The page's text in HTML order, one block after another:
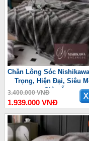
Chăn Lông Sóc
Trọng, Hiện Đại, Siêu
Siêu Ấm
3.400.000 VNĐ
1.939.000 VNĐ